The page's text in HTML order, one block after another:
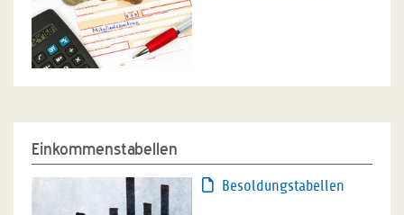
Einkommenstabellen
Besoldungstabellen